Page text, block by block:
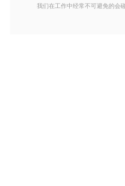
我们在工作中经常不可避免的会碰